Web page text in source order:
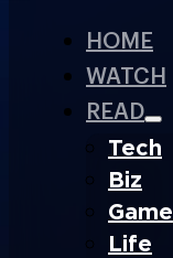
HOME
WATCH
READ
Tech
Biz
Game
Life